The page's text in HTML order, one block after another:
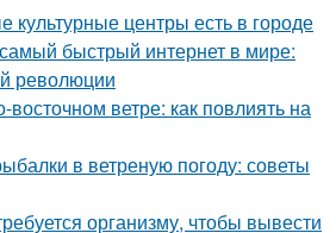
культурные центры есть в городе
быстрый интернет в мире:
революции
ветре: как повлиять на
в ветреную погоду: советы
организму, чтобы вывести